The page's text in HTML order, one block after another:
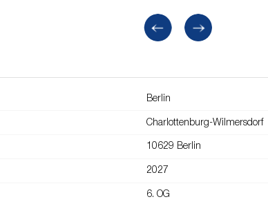
Berlin
Charlottenburg-Wilmersdorf
10629 Berlin
2027
6. OG